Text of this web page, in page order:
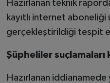
Hazırlanan teknik
kayıtlı internet aboneliği
gerçekleştirildiği tespit
Şüpheliler
Hazırlanan